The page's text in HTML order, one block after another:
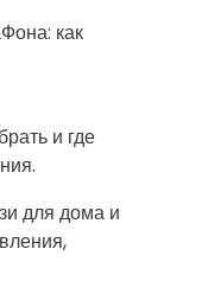
как
и где
для дома и